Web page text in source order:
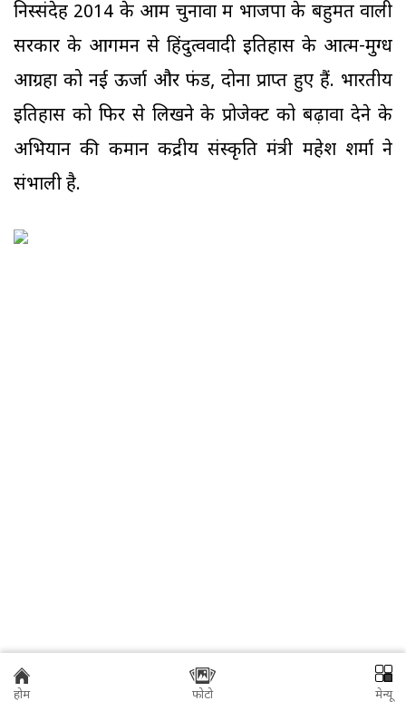
निस्संदेह 2014 के आम चुनावों में भाजपा के बहुमत वाली
सरकार के आगमन से हिंदुत्ववादी इतिहास के आत्म-मुग्ध
आग्रहों को नई ऊर्जा और फंड, दोनों प्राप्त हुए हैं. भारतीय
इतिहास को फिर से लिखने के प्रोजेक्ट को बढ़ावा देने के
अभियान की कमान केंद्रीय संस्कृति मंत्री महेश शर्मा ने
संभाली है.
होम फोटो मेन्यू